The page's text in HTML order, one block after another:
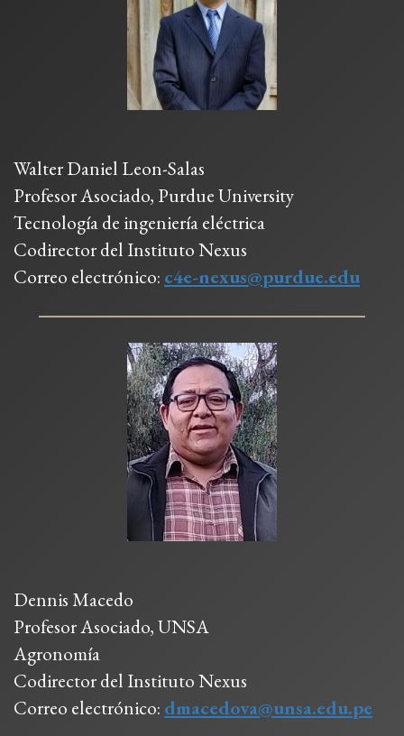
Walter Daniel Leon-Salas
Profesor Asociado, Purdue University
Tecnología de ingeniería eléctrica
Codirector del Instituto Nexus
Correo electrónico: c4e-nexus@purdue.edu
Dennis Macedo
Profesor Asociado, UNSA
Agronomía
Codirector del Instituto Nexus
Correo electrónico: dmacedova@unsa.edu.pe